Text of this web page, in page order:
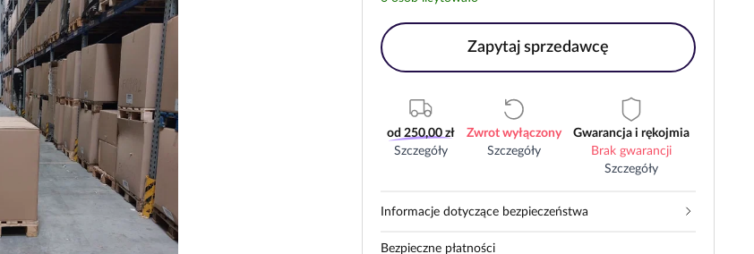
Zapytaj sprzedawcę
od 250,00 zł
Szczegóły
Zwrot wyłączony
Szczegóły
Gwarancja i rękojmia
Brak gwarancji
Szczegóły
Informacje dotyczące bezpieczeństwa
Bezpieczne płatności